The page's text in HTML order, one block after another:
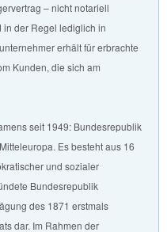
– nicht notariell
der Regel lediglich in
erhält für erbrachte
Kunden, die sich am
seit 1949: Bundesrepublik
Es besteht aus 16
und sozialer
Bundesrepublik
des 1871 erstmals
dar. Im Rahmen der